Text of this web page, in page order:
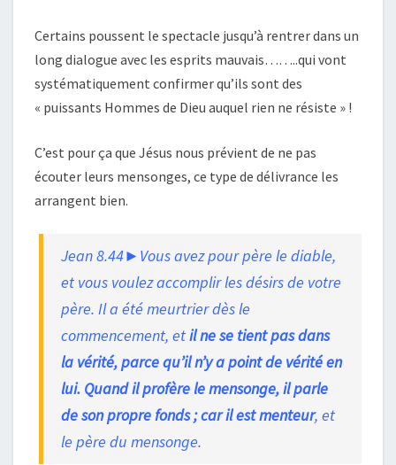
Certains poussent le spectacle jusqu’à rentrer dans un
long dialogue avec les esprits mauvais……..qui vont
systématiquement confirmer qu’ils sont des
« puissants Hommes de Dieu auquel rien ne résiste » !
C’est pour ça que Jésus nous prévient de ne pas
écouter leurs mensonges, ce type de délivrance les
arrangent bien.
Jean 8.44►Vous avez pour père le diable,
et vous voulez accomplir les désirs de votre
père. Il a été meurtrier dès le
commencement, etil ne se tient pas dans
la vérité, parce qu’il n’y a point de vérité en
lui. Quand il profère le mensonge, il parle
de son propre fonds ; car il est menteur, et
le père du mensonge.